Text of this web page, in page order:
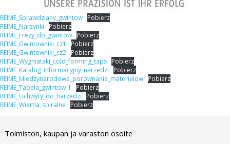
REIME_Sprawdziany_gwintow Pobierz
REIME_Narzynki
Pobierz
REIME_Frezy_do_gwintow Pobierz
REIME_Gwintowniki_cz1
Pobierz
REIME_Gwintowniki_cz2 Pobierz
REIME_Wygniataki_cold_forming_taps Pobierz
REIME_Katalog_informacyjny_narzedzi
Pobierz
REIME_Miedzynarodowe_porownanie_materialow Pobierz
REIME_Tabela_gwintow-1
Pobierz
REIME_Uchwyty_do_narzedzi
Pobierz
REIME_Wiertla_spiralne
Pobierz
Toimiston, kaupan ja varaston osoite